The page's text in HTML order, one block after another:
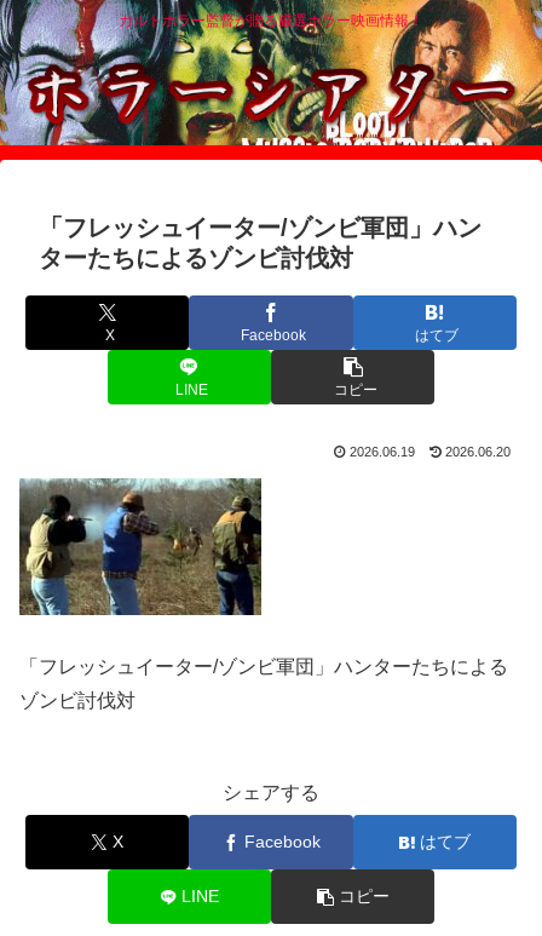
カルトホラー監督が贈る厳選ホラー映画情報！
「フレッシュイーター/ゾンビ軍団」ハン
ターたちによるゾンビ討伐対
X Facebook はてブ
LINE コピー
2026.06.19 2026.06.20
「フレッシュイーター/ゾンビ軍団」ハンターたちによる
ゾンビ討伐対
シェアする
X Facebook はてブ
LINE コピー